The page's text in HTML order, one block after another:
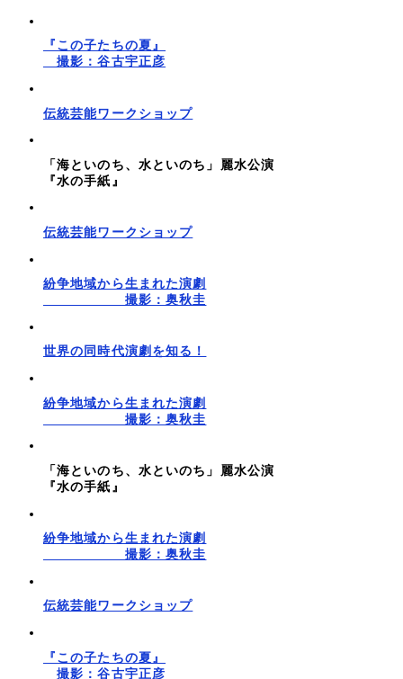
『この子たちの夏』
撮影：谷古宇正彦
伝統芸能ワークショップ
「海といのち、水といのち」麗水公演
『水の手紙』
伝統芸能ワークショップ
紛争地域から生まれた演劇
撮影：奥秋圭
世界の同時代演劇を知る！
紛争地域から生まれた演劇
撮影：奥秋圭
「海といのち、水といのち」麗水公演
『水の手紙』
紛争地域から生まれた演劇
撮影：奥秋圭
伝統芸能ワークショップ
『この子たちの夏』
撮影：谷古宇正彦